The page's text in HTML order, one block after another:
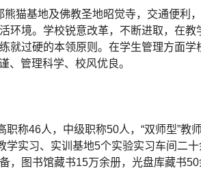
猫基地及佛教圣地昭觉寺，交通便利
环境。学校锐意改革，不断进取，在
就过硬的本领原则。在学生管理方面
、管理科学、校风优良。
称46人，中级职称50人，“双师型”
学实习、实训基地5个实验实习车间二
，图书馆藏书15万余册，光盘库藏书50